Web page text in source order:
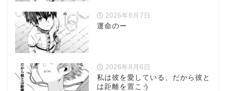
2026年8月7日
運命のー
2026年8月6日
私は彼を愛している、だから彼と
は距離を置こう